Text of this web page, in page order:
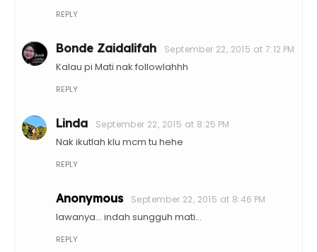
REPLY
Bonde Zaidalifah September 22, 2015 at 7:12 PM
Kalau pi Mati nak followlahhh
REPLY
Linda September 22, 2015 at 8:25 PM
Nak ikutlah klu mcm tu hehe
REPLY
Anonymous September 22, 2015 at 8:46 PM
lawanya... indah sungguh mati...
REPLY